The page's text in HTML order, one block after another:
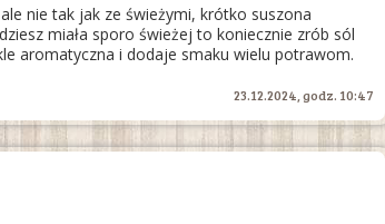
nie tak jak ze świeżymi, krótko suszona
miała sporo świeżej to koniecznie zrób sól
aromatyczna i dodaje smaku wielu potrawom.
23.12.2024, godz. 10:47